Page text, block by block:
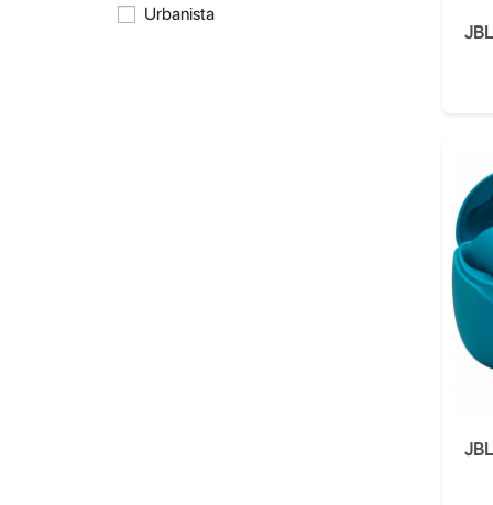
Urbanista